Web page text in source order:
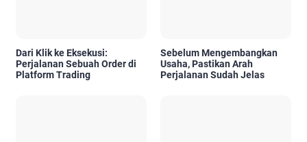
Dari Klik ke Eksekusi:
Perjalanan Sebuah Order di
Platform Trading
Sebelum Mengembangkan
Usaha, Pastikan Arah
Perjalanan Sudah Jelas